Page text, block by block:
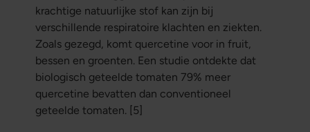
krachtige natuurlijke stof kan zijn bij
verschillende respiratoire klachten en ziekten.
Zoals gezegd, komt quercetine voor in fruit,
bessen en groenten. Een studie ontdekte dat
biologisch geteelde tomaten 79% meer
quercetine bevatten dan conventioneel
geteelde tomaten. [5]